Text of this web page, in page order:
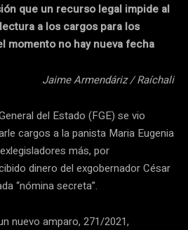
que un recurso legal impide al
a los cargos para los
momento no hay nueva fecha
Jaime Armendáriz / Raíchali
del Estado (FGE) se vio
cargos a la panista Maria Eugenia
más, por
dinero del exgobernador César
“nómina secreta”.
nuevo amparo, 271/2021,